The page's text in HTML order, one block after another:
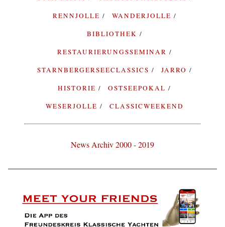
RENNJOLLE
WANDERJOLLE
BIBLIOTHEK
RESTAURIERUNGSSEMINAR
STARNBERGERSEECLASSICS
JARRO
HISTORIE
OSTSEEPOKAL
WESERJOLLE
CLASSICWEEKEND
News Archiv 2000 - 2019